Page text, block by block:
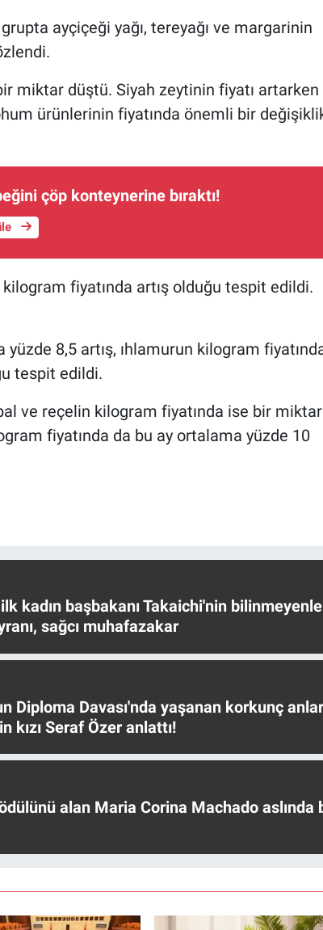
ayçiçeği yağı, tereyağı ve margarinin
miktar düştü. Siyah zeytinin fiyatı artarken
ürünlerinin fiyatında önemli bir
çöp konteynerine bıraktı!
fiyatında artış olduğu tespit edildi.
8,5 artış, ıhlamurun kilogram
tespit edildi.
ve reçelin kilogram fiyatında ise bir miktar
fiyatında da bu ay ortalama yüzde 10
kadın başbakanı Takaichi'nin
sağcı muhafazakar
Diploma Davası'nda yaşanan korkunç
kızı Seraf Özer anlattı!
alan Maria Corina Machado aslında